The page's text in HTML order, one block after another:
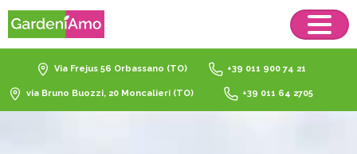
Via Frejus 56 Orbassano (TO) +39 011 900 74 21
via Bruno Buozzi, 20 Moncalieri (TO) +39 011 64 2705